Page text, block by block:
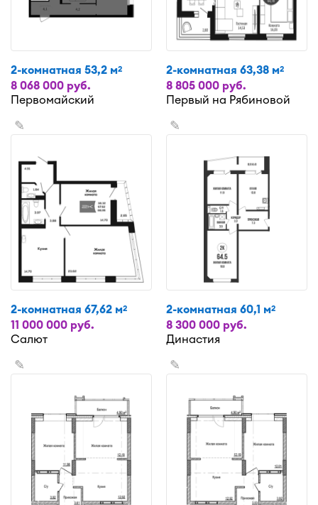
2-комнатная 53,2 м2
8 068 000 руб.
Первомайский
2-комнатная 63,38 м2
8 805 000 руб.
Первый на Рябиновой
✎
2-комнатная 67,62 м2
11 000 000 руб.
Салют
✎
2-комнатная 60,1 м2
8 300 000 руб.
Династия
✎ ✎